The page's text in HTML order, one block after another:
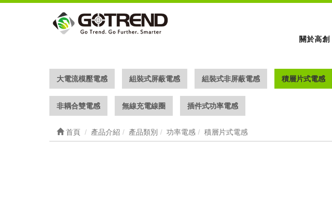
關於高創
大電流模壓電感 組裝式屏蔽電感 組裝式非屏蔽電感 積層片式電感
非耦合雙電感 無線充電線圈 插件式功率電感
首頁 產品介紹 產品類別 功率電感 積層片式電感